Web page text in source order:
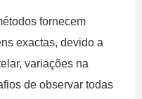
fornecem
exactas, devido a
variações na
de observar todas